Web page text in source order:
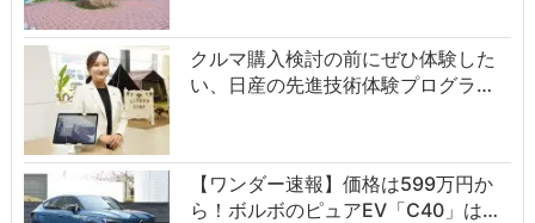
クルマ購入検討の前にぜひ体験した
い、日産の先進技術体験プログラ…
【ワンダー速報】価格は599万円か
ら！ボルボのピュアEV「C40」は…